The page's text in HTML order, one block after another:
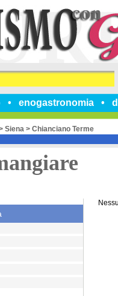
enogastronomia
Siena > Chianciano Terme